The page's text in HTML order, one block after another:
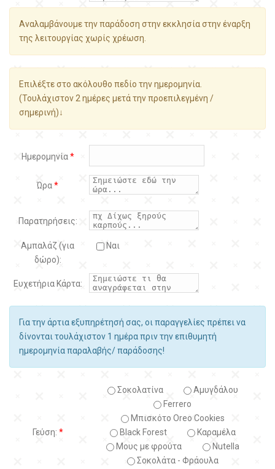
Αναλαμβάνουμε την παράδοση στην εκκλησία στην έναρξη
της λειτουργίας χωρίς χρέωση.
Επιλέξτε στο ακόλουθο πεδίο την ημερομηνία.
(Τουλάχιστον 2 ημέρες μετά την προεπιλεγμένη /
σημερινή)↓
Ημερομηνία*
Ώρα*
Παρατηρήσεις:
Αμπαλάζ (για
δώρο):
Ναι
Ευχετήρια Κάρτα:
Για την άρτια εξυπηρέτησή σας, οι παραγγελίες πρέπει να
δίνονται τουλάχιστον 1 ημέρα πριν την επιθυμητή
ημερομηνία παραλαβής/ παράδοσης!
Γεύση: *
Σοκολατίνα
Αμυγδάλου
Ferrero
Μπισκότο Oreo Cookies
Black Forest
Kαραμέλα
Μους με φρούτα
Nutella
Σοκολάτα - Φράουλα